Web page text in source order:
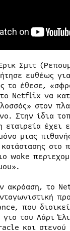
Σμιτ
ευθέως
το έθεσε,
Netflix να
στον
Στην ίδια
εταιρεία έχει
μιας
στο
woke
ακρόαση, το
που
γιο του Λάρι
και στενού